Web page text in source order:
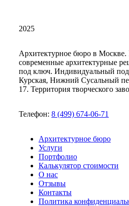
2025
Архитектурное бюро в Москве.
современные архитектурные
под ключ. Индивидуальный
Курская, Нижний Сусальный
17. Территория творческого
Телефон: 8 (499) 674-06-71
Архитектурное бюро
Услуги
Портфолио
Калькулятор стоимости
О нас
Отзывы
Контакты
Политика